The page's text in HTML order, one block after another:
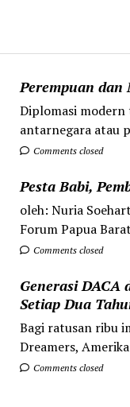
Perempuan dan
Diplomasi modern
antarnegara atau
Comments closed
Pesta Babi,
oleh: Nuria
Forum Papua
Comments closed
Generasi DACA
Setiap Dua
Bagi ratusan ribu
Dreamers, Amerika
Comments closed